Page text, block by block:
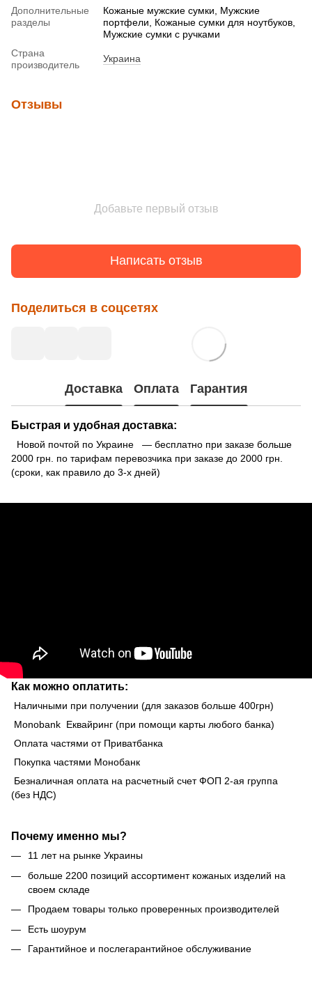
Дополнительные
разделы
Кожаные мужские сумки, Мужские
портфели, Кожаные сумки для ноутбуков,
Мужские сумки с ручками
Страна
производитель
Украина
Отзывы
Добавьте первый отзыв
Написать отзыв
Поделиться в соцсетях
Доставка Оплата Гарантия
Быстрая и удобная доставка:
Новой почтой по Украине — бесплатно при заказе больше
2000 грн. по тарифам перевозчика при заказе до 2000 грн.
(сроки, как правило до 3-х дней)
Как можно оплатить:
Наличными при получении (для заказов больше 400грн)
Monobank Еквайринг (при помощи карты любого банка)
Оплата частями от Приватбанка
Покупка частями Монобанк
Безналичная оплата на расчетный счет ФОП 2-ая группа
(без НДС)
Почему именно мы?
11 лет на рынке Украины
больше 2200 позиций ассортимент кожаных изделий на
своем складе
Продаем товары только проверенных производителей
Есть шоурум
Гарантийное и послегарантийное обслуживание